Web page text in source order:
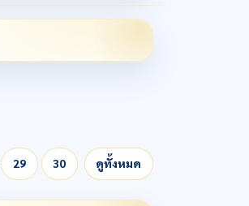
29 30 ดูทั้งหมด